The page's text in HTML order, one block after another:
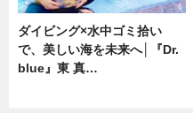
ダイビング×水中ゴミ拾い
で、美しい海を未来へ│『Dr.
blue』東 真…